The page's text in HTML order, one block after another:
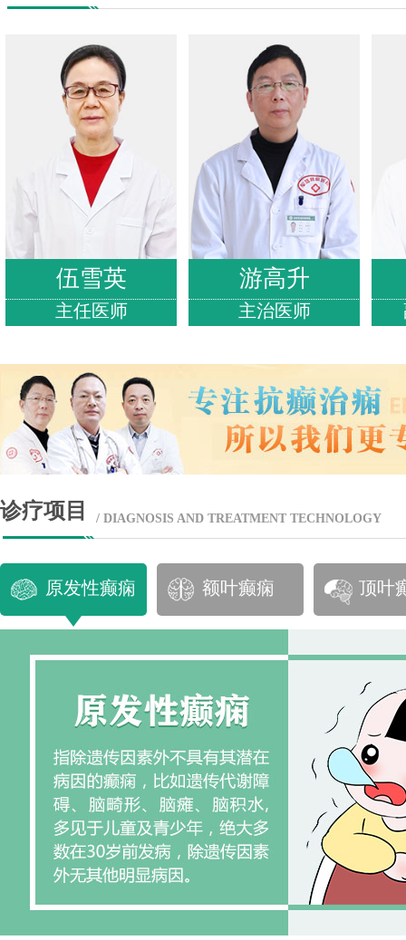
伍雪英
主任医师
伍雪英
简介
长期从事神经内科
病、帕金森氏病、
丰富的临床经验...
查看详情 点击
游高升
主治医师
诊疗项目 / DIAGNOSIS AND TREATMENT TECHNOLOGY
原发性癫痫 额叶癫痫 顶叶